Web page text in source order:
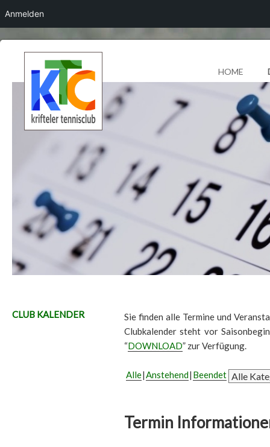
HOME
CLUB KALENDER
Sie finden alle Termine und
Clubkalender steht vor
“DOWNLOAD” zur Verfügung.
Alle Anstehend Beendet
Termin
Anmelden